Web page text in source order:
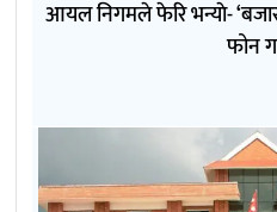
आयल निगमले फेरि भन्याे-
फोन